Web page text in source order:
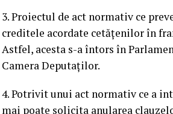
3. Proiectul de act normativ ce
creditele acordate cetăţenilor în
Astfel, acesta s-a întors în
Camera Deputaţilor.
4. Potrivit unui act normativ ce a
mai poate solicita anularea